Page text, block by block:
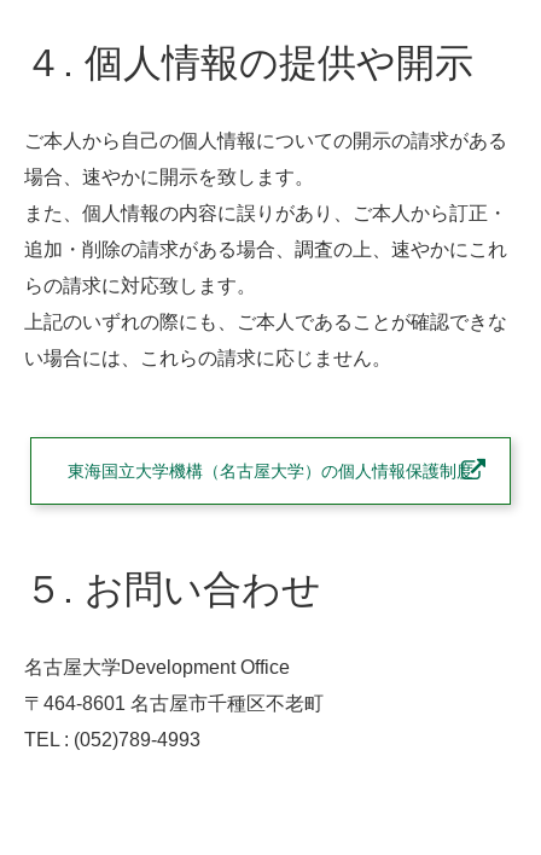
４. 個人情報の提供や開示
ご本人から自己の個人情報についての開示の請求がある
場合、速やかに開示を致します。
また、個人情報の内容に誤りがあり、ご本人から訂正・
追加・削除の請求がある場合、調査の上、速やかにこれ
らの請求に対応致します。
上記のいずれの際にも、ご本人であることが確認できな
い場合には、これらの請求に応じません。
東海国立大学機構（名古屋大学）の個人情報保護制度
５. お問い合わせ
名古屋大学Development Office
〒464-8601 名古屋市千種区不老町
TEL : (052)789-4993